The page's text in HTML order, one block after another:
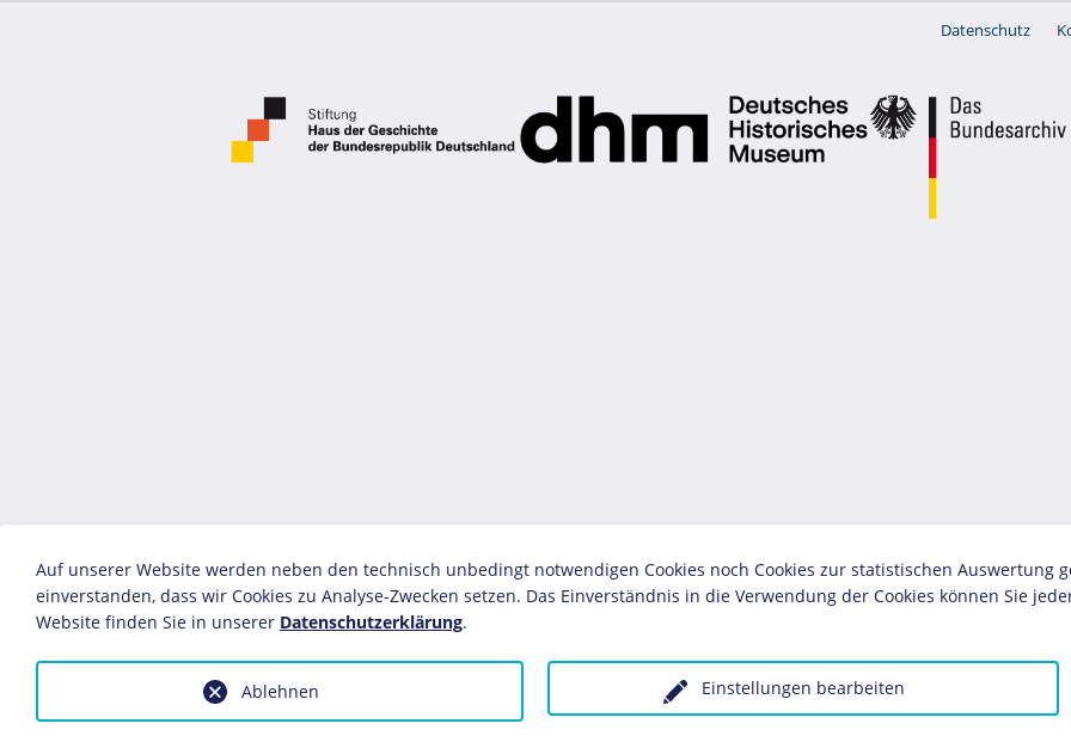
Datenschutz
Auf unserer Website werden neben den technisch unbedingt notwendigen Cookies noch Cookies zur statistischen Auswertung
einverstanden, dass wir Cookies zu Analyse-Zwecken setzen. Das Einverständnis in die Verwendung der Cookies können Sie
Website finden Sie in unserer Datenschutzerklärung.
Einstellungen bearbeiten
Ablehnen